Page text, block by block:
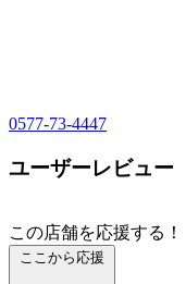
0577-73-4447
ユーザーレビュー
この店舗を応援する！
ここから応援